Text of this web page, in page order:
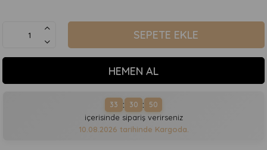
33 : 30 : 50
içerisinde sipariş verirseniz
10.08.2026 tarihinde Kargoda.